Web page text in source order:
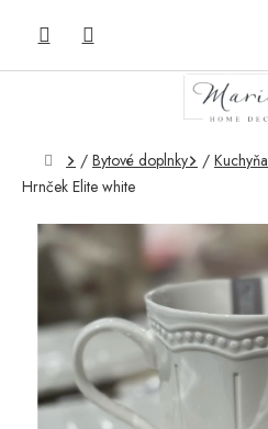
Domov
/ Bytové doplnky / Kuchyňa
Hrnček Elite white